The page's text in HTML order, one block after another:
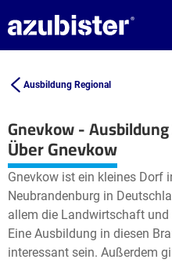
Ausbildung Regional
Gnevkow -
+
−
Über Gnevkow
Gnevkow ist ein kleines Dorf
Neubrandenburg in
allem die Landwirtschaft
Eine Ausbildung in diesen
interessant sein. Außerdem